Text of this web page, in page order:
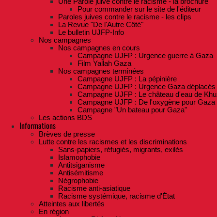
Pour commander sur le site de l'éditeur
Paroles juives contre le racisme - les clips
La Revue "De l'Autre Côté"
Le bulletin UJFP-Info
Nos campagnes
Nos campagnes en cours
Campagne UJFP : Urgence guerre à Gaza
Film Yallah Gaza
Nos campagnes terminées
Campagne UJFP : La pépinière
Campagne UJFP : Urgence Gaza déplacés
Campagne UJFP : Le château d'eau de
Campagne UJFP : De l'oxygène pour Gaza
Campagne "Un bateau pour Gaza"
Les actions BDS
Informations
Brèves de presse
Lutte contre les racismes et les discriminations
Sans-papiers, réfugiés, migrants, exilés
Islamophobie
Antitsiganisme
Antisémitisme
Négrophobie
Racisme anti-asiatique
Racisme systémique, racisme d'État
Atteintes aux libertés
En région